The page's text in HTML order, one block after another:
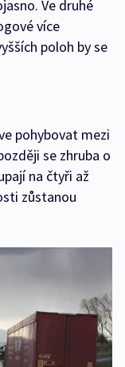
Ve druhé
více
poloh by se
pohybovat mezi
se zhruba o
na čtyři až
zůstanou